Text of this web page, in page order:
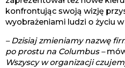
konfrontując swoją wizję
wyobrażeniami ludzi o życiu
– Dzisiaj zmieniamy nazwę
po prostu na Columbus –
Wszyscy w organizacji